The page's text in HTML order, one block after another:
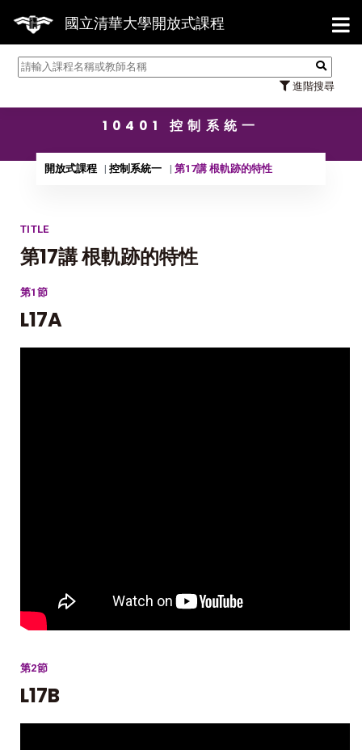
國立清華大學開放式課程
進階搜尋
【7/
10401 控制系統一
開放式課程 控制系統一 第17講 根軌跡的特性
TITLE
第17講 根軌跡的特性
第1節
L17A
第2節
L17B